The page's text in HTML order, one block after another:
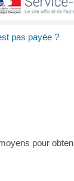
pas payée ?
pour